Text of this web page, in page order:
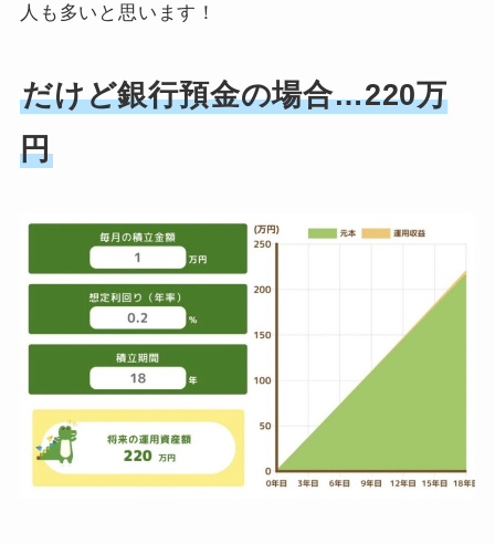
人も多いと思います！
だけど銀行預金の場合…220万
円